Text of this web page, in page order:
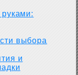
выбора
и